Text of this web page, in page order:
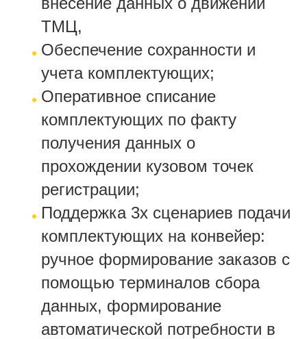
ТМЦ,
Обеспечение сохранности и
учета комплектующих;
Оперативное списание
комплектующих по факту
получения данных о
прохождении кузовом точек
регистрации;
Поддержка 3х сценариев подачи
комплектующих на конвейер:
ручное формирование заказов с
помощью терминалов сбора
данных, формирование
автоматической потребности в